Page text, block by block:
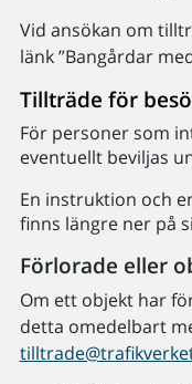
Vid ansökan om
länk ”Bangårdar
Tillträde för
För personer som
eventuellt beviljas
En instruktion och
finns längre ner på
Förlorade eller
Om ett objekt har
detta omedelbart